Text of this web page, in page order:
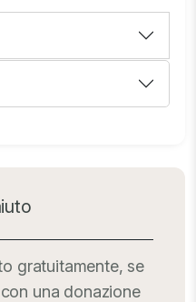
gratuitamente, se
una donazione